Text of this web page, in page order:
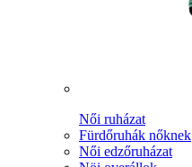
Női ruházat
Fürdőruhák nőknek
Női edzőruházat